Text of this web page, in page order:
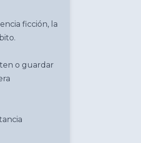
ficción, la
o guardar